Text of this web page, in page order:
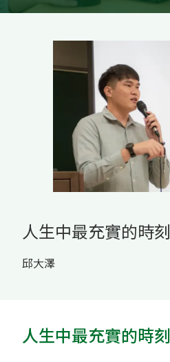
人生中最充實的時刻
邱大澤
人生中最充實的時刻